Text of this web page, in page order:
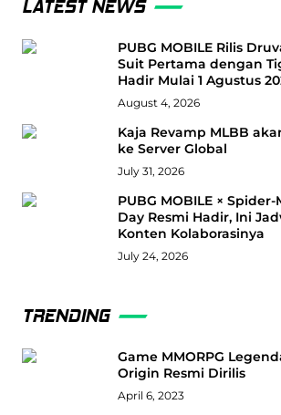
LATEST NEWS
PUBG MOBILE Rilis
Suit Pertama dengan
Hadir Mulai 1 Agustus
August 4, 2026
Kaja Revamp MLBB
ke Server Global
July 31, 2026
PUBG MOBILE ×
Day Resmi Hadir, Ini
Konten Kolaborasinya
July 24, 2026
TRENDING
Game MMORPG
Origin Resmi Dirilis
April 6, 2023